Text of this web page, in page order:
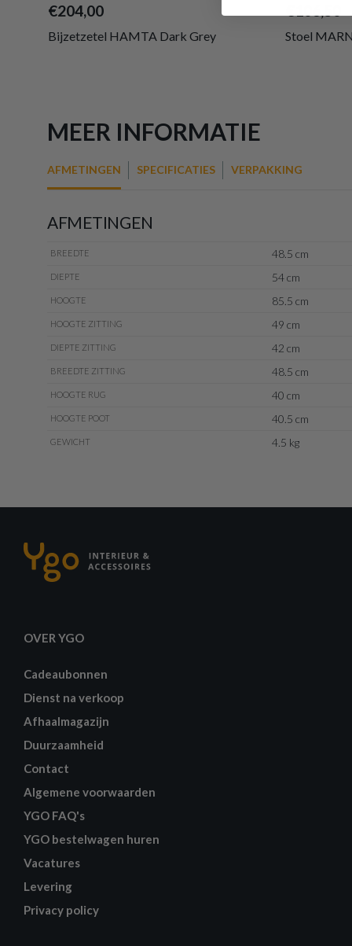
€204,00
Bijzetzetel HAMTA Dark Grey Stoel
MEER INFORMATIE
AFMETINGEN SPECIFICATIES VERPAKKING
AFMETINGEN
BREEDTE 48.5 cm
DIEPTE 54 cm
HOOGTE 85.5 cm
HOOGTE ZITTING 49 cm
DIEPTE ZITTING 42 cm
BREEDTE ZITTING 48.5 cm
HOOGTE RUG 40 cm
HOOGTE POOT 40.5 cm
GEWICHT 4.5 kg
OVER YGO
Cadeaubonnen
Dienst na verkoop
Afhaalmagazijn
Duurzaamheid
Contact
Algemene voorwaarden
YGO FAQ's
YGO bestelwagen huren
Vacatures
Levering
Privacy policy